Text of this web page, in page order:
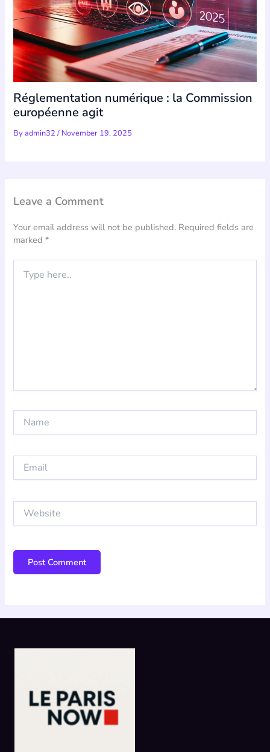
Réglementation numérique : la Commission
européenne agit
Byadmin32/ November 19, 2025
Leave a Comment
Your email address will not be published. Required fields are
marked*
here..
Email